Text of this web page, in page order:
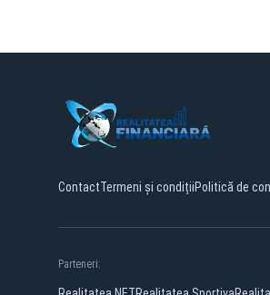
ContactTermeni și condițiiPolitică de
Parteneri: